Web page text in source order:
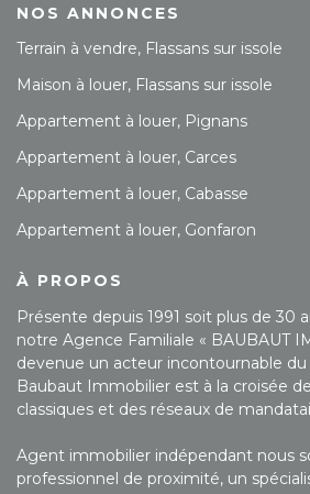
NOS ANNONCES
Terrain à vendre, Flassans sur issole
Maison à louer, Flassans sur issole
Appartement à louer, Pignans
Appartement à louer, Carces
Appartement à louer, Cabasse
Appartement à louer, Gonfaron
À PROPOS
Présente depuis 1991 soit plus de 30
notre Agence Familiale « BAUBAUT
devenue un acteur incontournable
Baubaut Immobilier est à la croisée
classiques et des réseaux de
Agent immobilier indépendant nous
professionnel de proximité, un